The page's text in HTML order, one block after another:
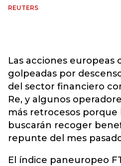
REUTERS
Las acciones europeas
golpeadas por
del sector financiero
Re, y algunos
más retrocesos porque
buscarán recoger
repunte del mes
El índice paneuropeo